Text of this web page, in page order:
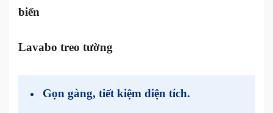
biến
Lavabo treo tường
Gọn gàng, tiết kiệm diện tích.